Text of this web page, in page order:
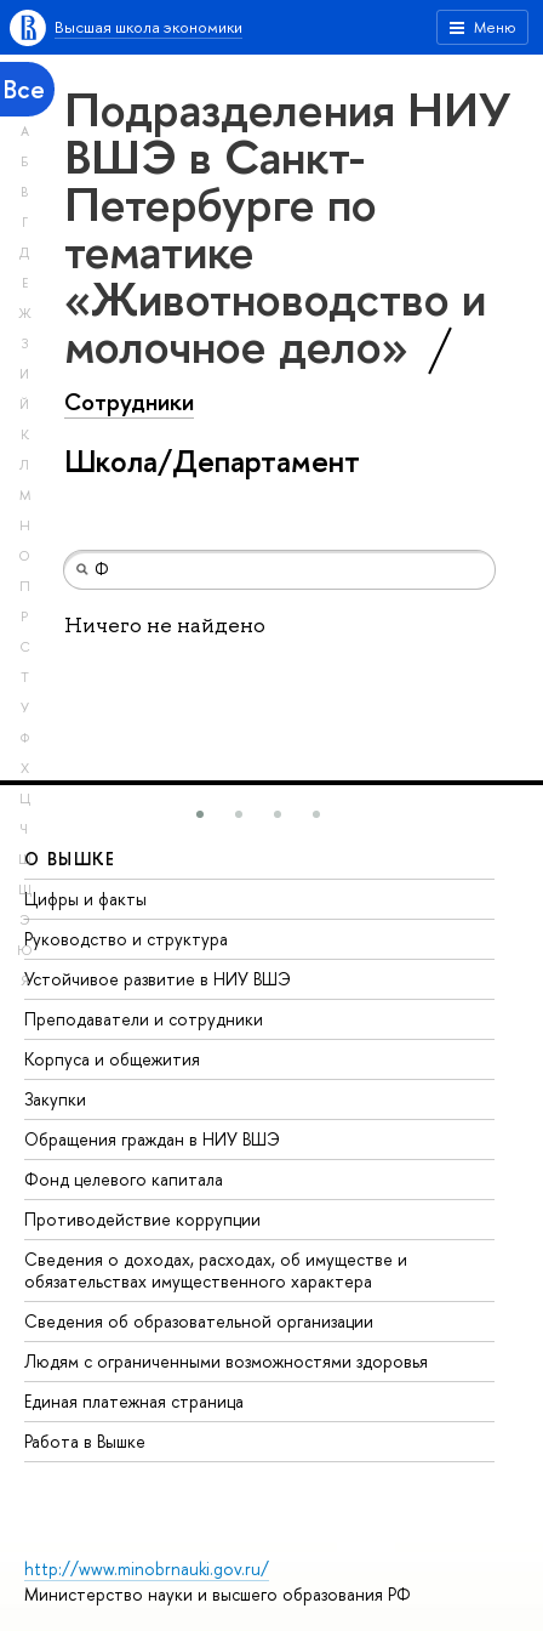
Меню
Высшая школа экономики
Все
А
Б
В
Г
Д
Е
Ж
З
И
Й
К
Л
М
Н
О
П
Р
С
Т
У
Ф
Х
Ц
Ч
Ш
Щ
Э
Ю
Я
Подразделения НИУ
ВШЭ в Санкт-
Петербурге по
тематике
«Животноводство и
молочное дело»
Сотрудники
Школа/Департамент
Ничего не найдено
О ВЫШКЕ
Цифры и факты
Руководство и структура
Устойчивое развитие в НИУ ВШЭ
Преподаватели и сотрудники
Корпуса и общежития
Закупки
Обращения граждан в НИУ ВШЭ
Фонд целевого капитала
Противодействие коррупции
Сведения о доходах, расходах, об имуществе и
обязательствах имущественного характера
Сведения об образовательной организации
Людям с ограниченными возможностями здоровья
Единая платежная страница
Работа в Вышке
http://www.minobrnauki.gov.ru/
Министерство науки и высшего образования РФ